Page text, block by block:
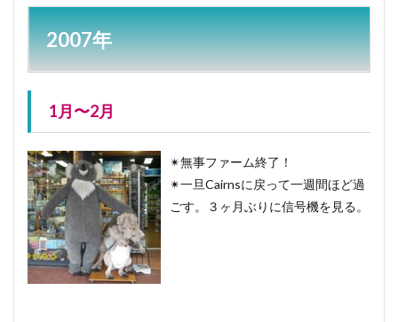
2007年
1月〜2月
✴︎無事ファーム終了！
✴︎一旦Cairnsに戻って一週間ほど過
ごす。３ヶ月ぶりに信号機を見る。